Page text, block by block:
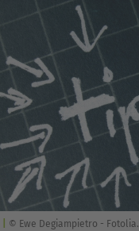
© Ewe Degiampietro -